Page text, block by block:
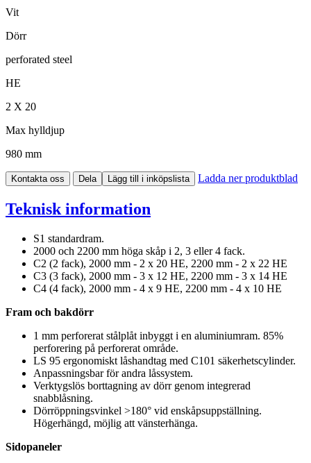
Vit
Dörr
perforated steel
HE
2 X 20
Max hylldjup
980 mm
Kontakta oss Dela Lägg till i inköpslista Ladda ner produktblad
Teknisk information
S1 standardram.
2000 och 2200 mm höga skåp i 2, 3 eller 4 fack.
C2 (2 fack), 2000 mm - 2 x 20 HE, 2200 mm - 2 x 22 HE
C3 (3 fack), 2000 mm - 3 x 12 HE, 2200 mm - 3 x 14 HE
C4 (4 fack), 2000 mm - 4 x 9 HE, 2200 mm - 4 x 10 HE
Fram och bakdörr
1 mm perforerat stålplåt inbyggt i en aluminiumram. 85%
perforering på perforerat område.
LS 95 ergonomiskt låshandtag med C101 säkerhetscylinder.
Anpassningsbar för andra låssystem.
Verktygslös borttagning av dörr genom integrerad
snabblåsning.
Dörröppningsvinkel >180° vid enskåpsuppställning.
Högerhängd, möjlig att vänsterhänga.
Sidopaneler